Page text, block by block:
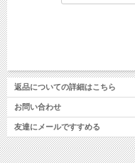
返品についての詳細はこちら
お問い合わせ
友達にメールですすめる